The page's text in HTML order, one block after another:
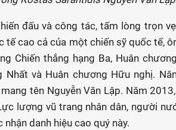
đấu và công tác, tấm lòng trọn
tế cao cả của một chiến sỹ quốc tế,
Chiến thắng hạng Ba, Huân
Nhất và Huân chương Hữu nghị.
tên Nguyễn Văn Lập. Năm
lượng vũ trang nhân dân, người
danh hiệu cao quý này.